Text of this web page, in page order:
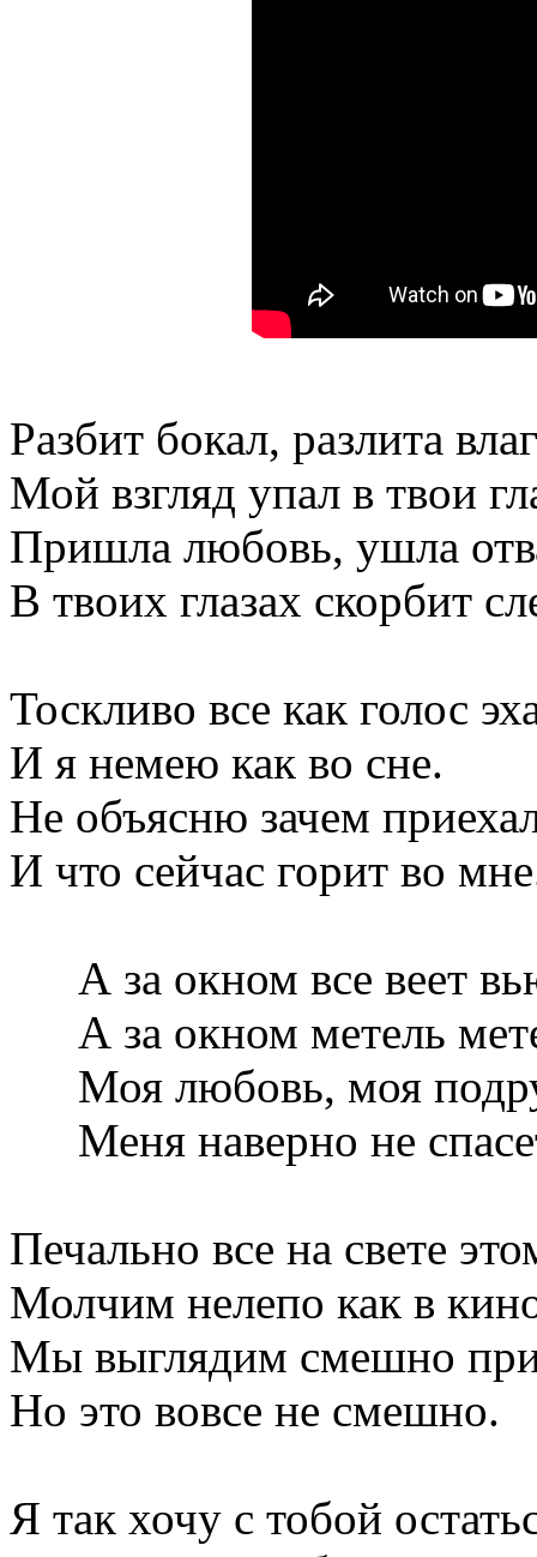
Разбит бокал, разлита
Мой взгляд упал в твои
Пришла любовь, ушла
В твоих глазах скорбит
Тоскливо все как голос
И я немею как во сне.
Не объясню зачем
И что сейчас горит во
А за окном все веет
А за окном метель
Моя любовь, моя
Меня наверно не
Печально все на свете
Молчим нелепо как в
Мы выглядим смешно
Но это вовсе не смешно.
Я так хочу с тобой